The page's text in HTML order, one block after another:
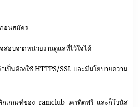
อนสมัคร
สอบจากหน่วยงานดูแลที่ไว้ใจได้
เป็นต้องใช้ HTTPS/SSL และมีนโยบายความ
เกณฑ์ของ ramclub เครดิตฟรี และก็โบนัส